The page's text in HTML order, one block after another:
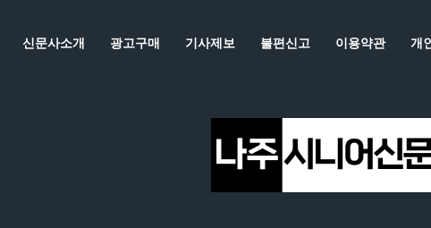
신문사소개 광고구매 기사제보 불편신고 이용약관 개